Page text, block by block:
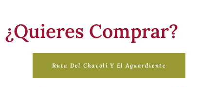
¿Quieres Comprar?
Ruta Del Chacolí Y El Aguardiente